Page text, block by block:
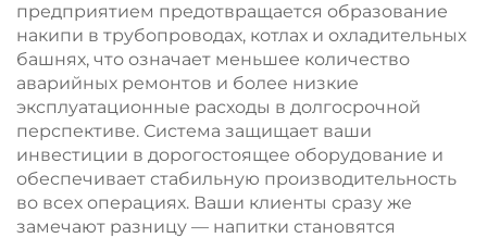
предприятием предотвращается образование
накипи в трубопроводах, котлах и охладительных
башнях, что означает меньшее количество
аварийных ремонтов и более низкие
эксплуатационные расходы в долгосрочной
перспективе. Система защищает ваши
инвестиции в дорогостоящее оборудование и
обеспечивает стабильную производительность
во всех операциях. Ваши клиенты сразу же
замечают разницу — напитки становятся